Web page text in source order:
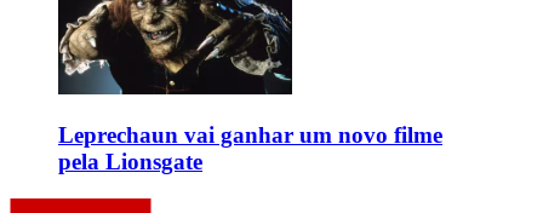
Leprechaun vai ganhar um novo filme
pela Lionsgate